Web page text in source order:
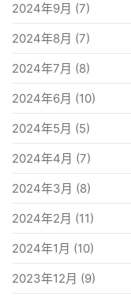
2024年9月 (7)
2024年8月 (7)
2024年7月 (8)
2024年6月 (10)
2024年5月 (5)
2024年4月 (7)
2024年3月 (8)
2024年2月 (11)
2024年1月 (10)
2023年12月 (9)